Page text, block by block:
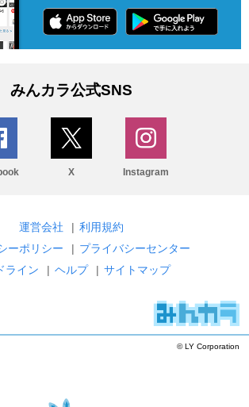
みんカラ公式SNS
X Instagram
運営会社 | 利用規約
ーポリシー
| プライバシーセンター
ライン
| ヘルプ | サイトマップ
© LY Corporation